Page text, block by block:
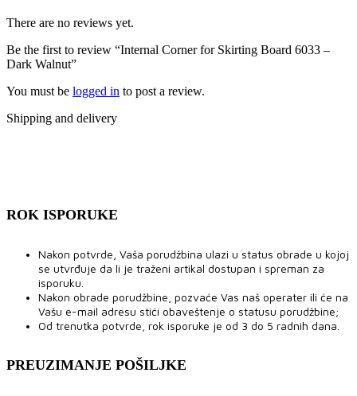
There are no reviews yet.
Be the first to review “Internal Corner for Skirting Board 6033 –
Dark Walnut”
You must be logged in to post a review.
Shipping and delivery
ROK ISPORUKE
Nakon potvrde, Vaša porudžbina ulazi u status obrade u kojoj
se utvrđuje da li je traženi artikal dostupan i spreman za
isporuku.
Nakon obrade porudžbine, pozvaće Vas naš operater ili će na
Vašu e-mail adresu stići obaveštenje o statusu porudžbine;
Od trenutka potvrde, rok isporuke je od 3 do 5 radnih dana.
PREUZIMANJE POŠILJKE